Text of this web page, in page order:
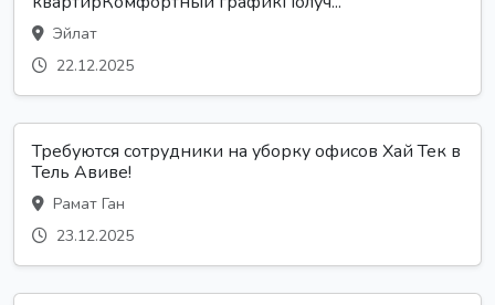
Эйлат
22.12.2025
Требуются сотрудники на уборку офисов Хай Тек в
Тель Авиве!
Рамат Ган
23.12.2025